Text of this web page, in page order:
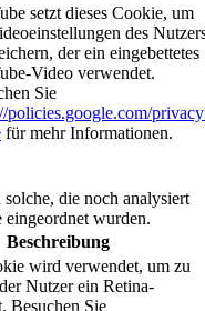
setzt dieses Cookie, um
des
der ein eingebettetes
Video verwendet.
Sie
policies.google.com/
für mehr Informationen.
die noch analysiert
wurden.
Beschreibung
wird verwendet, um zu
Nutzer ein Retina-
Besuchen Sie